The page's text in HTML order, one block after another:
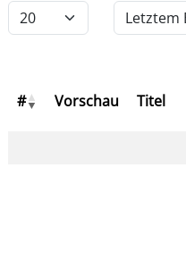
# Vorschau Titel